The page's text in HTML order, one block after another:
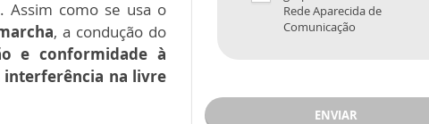
.Assim como se usa o
, a condução do
e conformidade à
interferência na livre
Rede Aparecida de
Comunicação
ENVIAR